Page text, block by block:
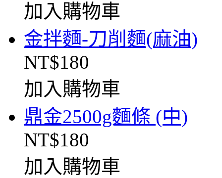
加入購物車
金拌麵-刀削麵(麻油)
NT$180
加入購物車
鼎金2500g麵條 (中)
NT$180
加入購物車